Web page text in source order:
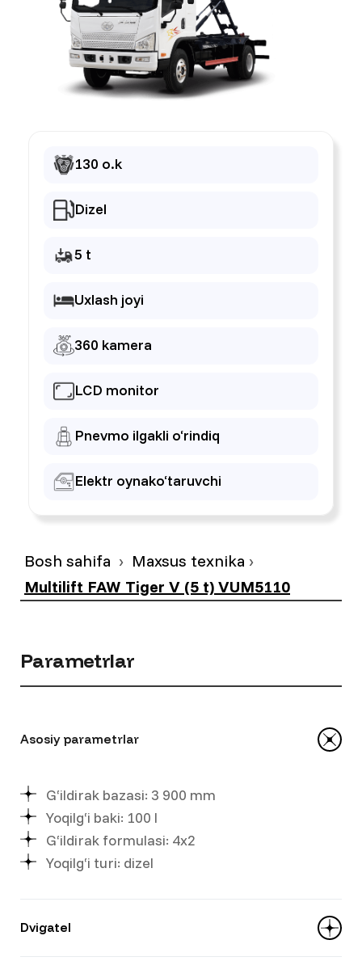
130 o.k
Dizel
5 t
Uxlash joyi
360 kamera
LCD monitor
Pnevmo ilgakli o‘rindiq
Elektr oynako‘taruvchi
Bosh sahifa
Maxsus texnika
Multilift FAW Tiger V (5 t) VUM5110
Parametrlar
Asosiy parametrlar
G‘ildirak bazasi: 3 900 mm
Yoqilg‘i baki: 100 l
G‘ildirak formulasi: 4x2
Yoqilg‘i turi: dizel
Dvigatel